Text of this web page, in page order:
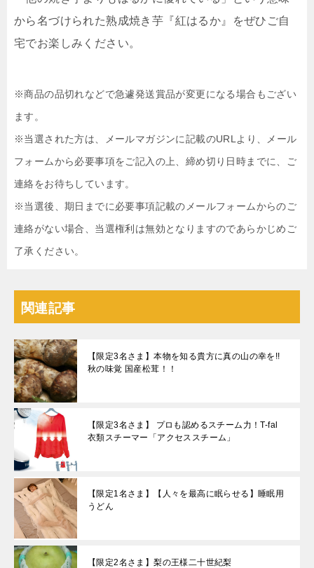
から名づけられた熟成焼き芋『紅はるか』をぜひご自
宅でお楽しみください。
※商品の品切れなどで急遽発送賞品が変更になる場合もござい
ます。
※当選された方は、メールマガジンに記載のURLより、メール
フォームから必要事項をご記入の上、締め切り日時までに、ご
連絡をお待ちしています。
※当選後、期日までに必要事項記載のメールフォームからのご
連絡がない場合、当選権利は無効となりますのであらかじめご
了承ください。
関連記事
【限定3名さま】本物を知る貴方に真の山の幸を!!
秋の味覚 国産松茸！！
【限定3名さま】 プロも認めるスチーム力！T-fal
衣類スチーマー「アクセススチーム」
【限定1名さま】【人々を最高に眠らせる】睡眠用
うどん
【限定2名さま】梨の王様二十世紀梨